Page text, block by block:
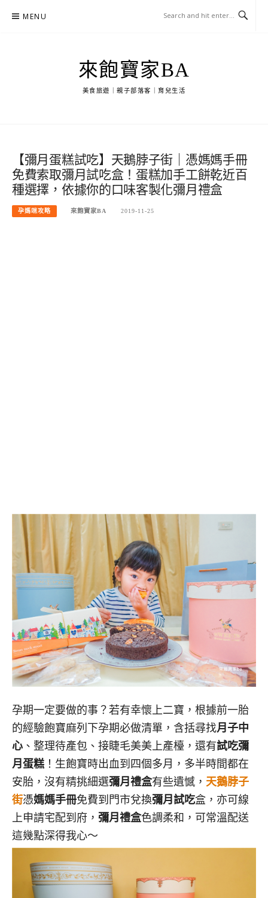
MENU
來飽寶家BA
美食旅遊｜親子部落客｜育兒生活
【彌月蛋糕試吃】天鵝脖子街｜憑媽媽手冊
免費索取彌月試吃盒！蛋糕加手工餅乾近百
種選擇，依據你的口味客製化彌月禮盒
孕媽咪攻略 來飽寶家BA 2019-11-25
孕期一定要做的事？若有幸懷上二寶，根據前一胎
的經驗飽寶麻列下孕期必做清單，含括尋找月子中
心 、整理待產包、接睫毛美美上產檯，還有試吃彌
月蛋糕 ！生飽寶時出血到四個多月，多半時間都在
安胎，沒有精挑細選彌月禮盒有些遺憾， 天鵝脖子
街憑媽媽手冊免費到門市兌換彌月試吃盒，亦可線
上申請宅配到府， 彌月禮盒色調柔和，可常溫配送
這幾點深得我心～